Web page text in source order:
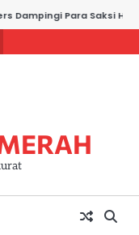
Para Saksi Hadiri